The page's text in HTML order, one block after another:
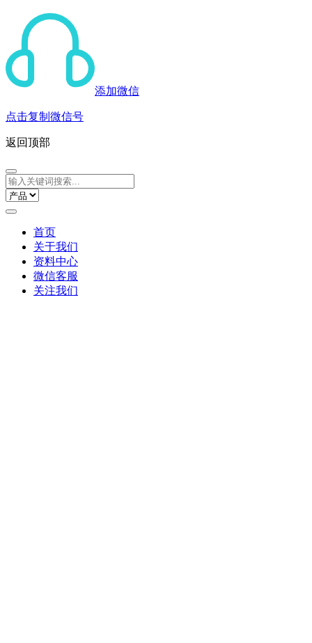
添加微信
点击复制微信号
返回顶部
首页
关于我们
资料中心
微信客服
关注我们